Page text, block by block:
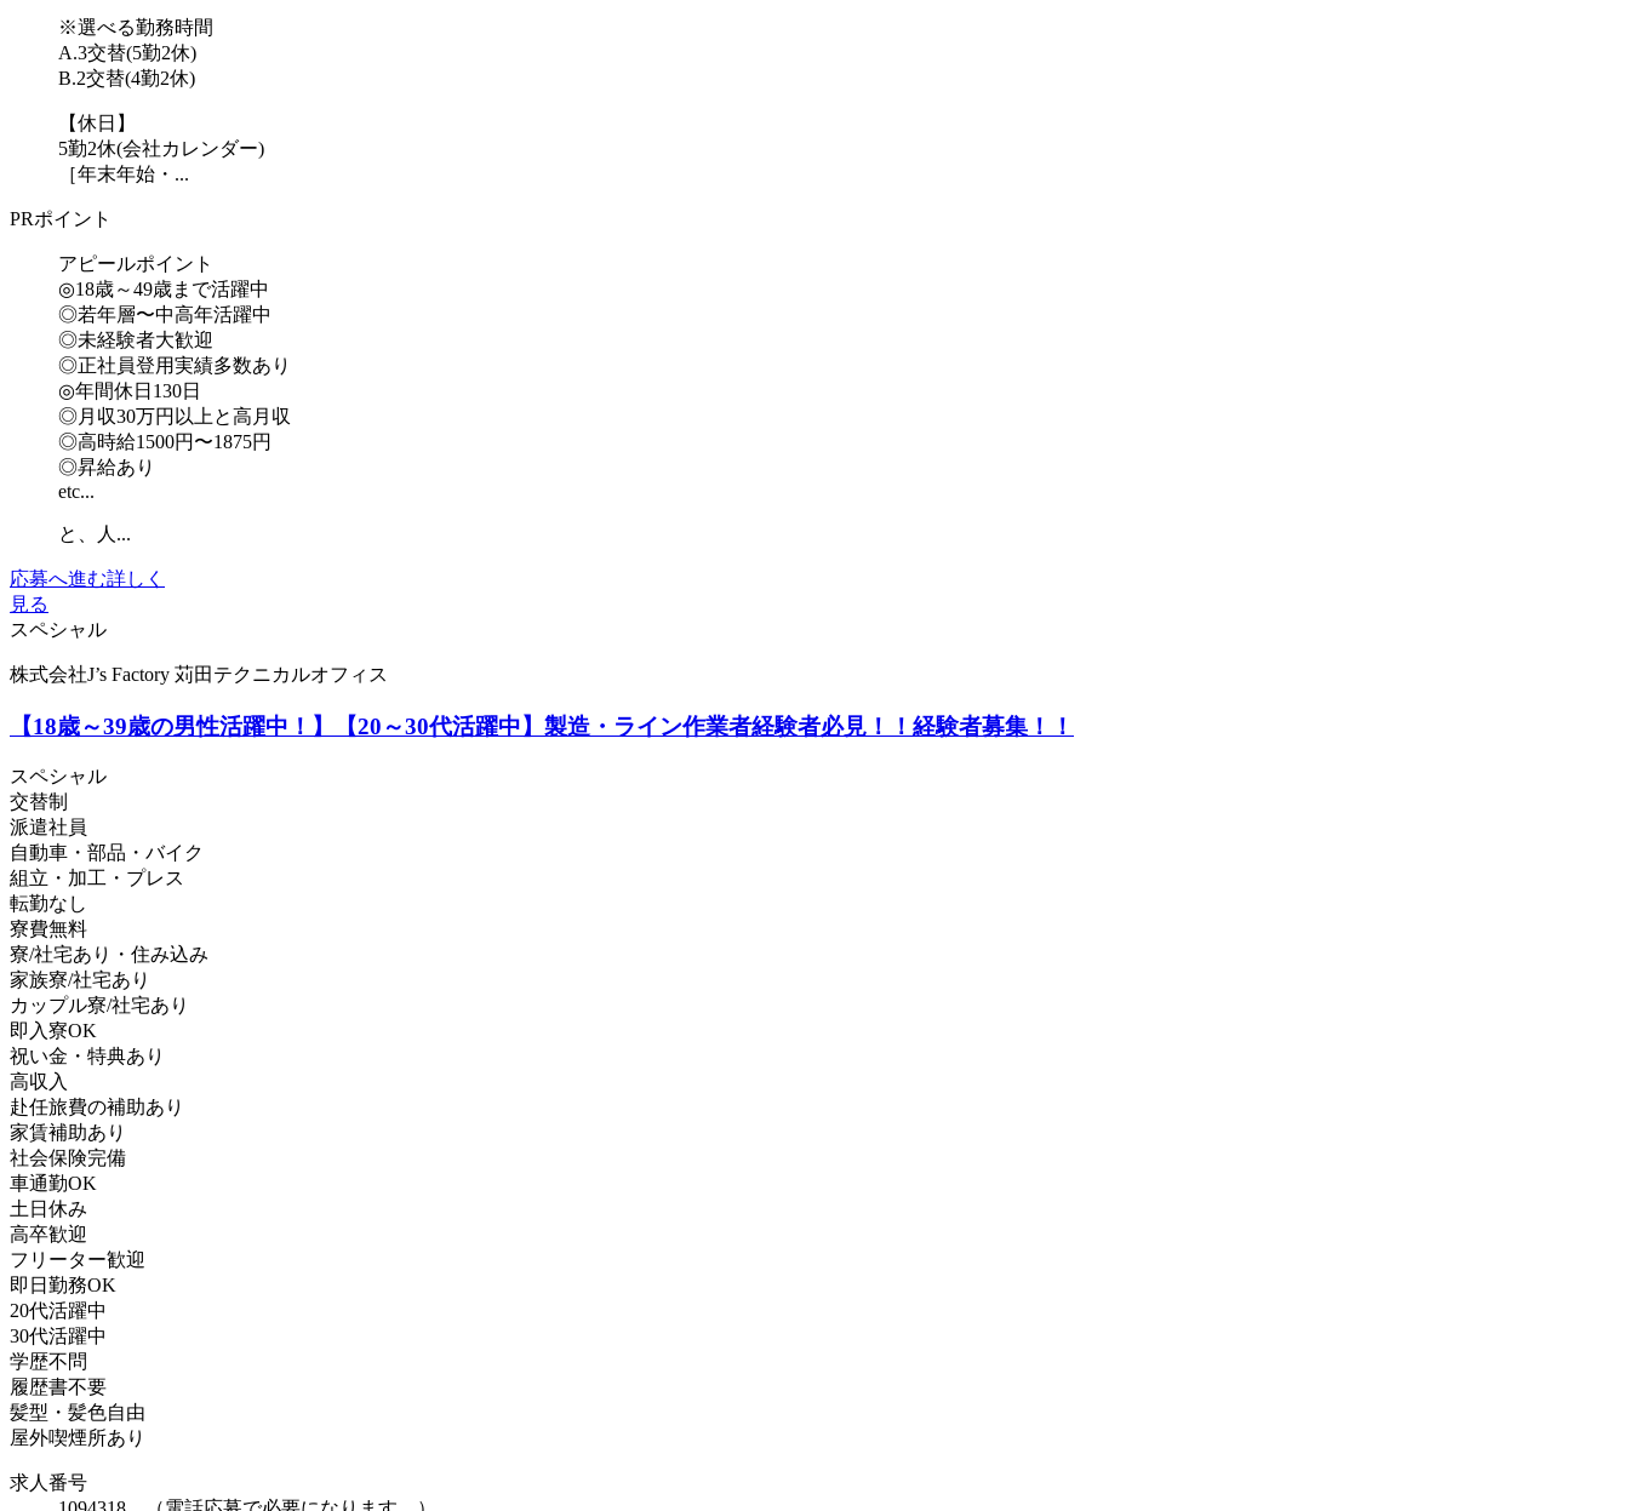
※選べる勤務時間
A.3交替(5勤2休)
B.2交替(4勤2休)
【休日】
5勤2休(会社カレンダー)
［年末年始・...
PRポイント
アピールポイント
◎18歳～49歳まで活躍中
◎若年層〜中高年活躍中
◎未経験者大歓迎
◎正社員登用実績多数あり
◎年間休日130日
◎月収30万円以上と高月収
◎高時給1500円〜1875円
◎昇給あり
etc...
と、人...
応募へ進む詳しく
見る
スペシャル
株式会社J’s Factory 苅田テクニカルオフィス
【18歳～39歳の男性活躍中！】【20～30代活躍中】製造・ライン作業者経験者必見！！経験者募集！！
スペシャル
交替制
派遣社員
自動車・部品・バイク
組立・加工・プレス
転勤なし
寮費無料
寮/社宅あり・住み込み
家族寮/社宅あり
カップル寮/社宅あり
即入寮OK
祝い金・特典あり
高収入
赴任旅費の補助あり
家賃補助あり
社会保険完備
車通勤OK
土日休み
高卒歓迎
フリーター歓迎
即日勤務OK
20代活躍中
30代活躍中
学歴不問
履歴書不要
髪型・髪色自由
屋外喫煙所あり
求人番号